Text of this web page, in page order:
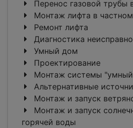
Перенос газовой трубы
Монтаж лифта в
Ремонт лифта
Диагностика
Умный дом
Проектирование
Монтаж системы
Альтернативные
Монтаж и запуск
Монтаж и запуск
горячей воды